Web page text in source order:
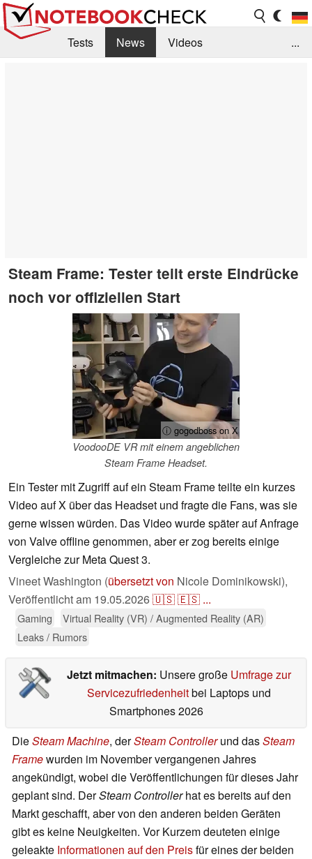
Tests News
Videos
...
Steam Frame: Tester teilt erste Eindrücke
noch vor offiziellen Start
ⓘ gogodboss on X
VoodooDE VR mit einem angeblichen
Steam Frame Headset.
Ein Tester mit Zugriff auf ein Steam Frame teilte ein kurzes
Video auf X über das Headset und fragte die Fans, was sie
gerne wissen würden. Das Video wurde später auf Anfrage
von Valve offline genommen, aber er zog bereits einige
Vergleiche zur Meta Quest 3.
Vineet Washington (übersetzt von Nicole Dominikowski),
Veröffentlicht am 19.05.2026🇺🇸🇪🇸 ...
Gaming
Virtual Reality (VR) / Augmented Reality (AR)
Leaks / Rumors
Jetzt mitmachen: Unsere große Umfrage zur
Servicezufriedenheitbei Laptops und
Smartphones 2026
DieSteam Machine, derSteam Controllerund dasSteam
Framewurden im November vergangenen Jahres
angekündigt, wobei die Veröffentlichungen für dieses Jahr
geplant sind. DerSteam Controllerhat es bereits auf den
Markt geschafft, aber von den anderen beiden Geräten
gibt es keine Neuigkeiten. Vor Kurzem deuteten einige
geleakte Informationen auf den Preisfür eines der beiden